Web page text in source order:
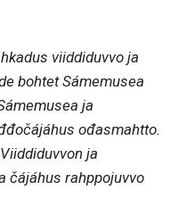
viiddiduvvo ja
bohtet Sámemusea
ja
ođasmahtto.
ja
čájáhus rahppojuvvo